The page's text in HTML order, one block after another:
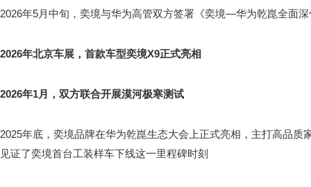
2026年5月中旬，奕境与华为高管双方签署《奕境—华为乾崑全面
2026年北京车展，首款车型奕境X9正式亮相
2026年1月，双方联合开展漠河极寒测试
2025年底，奕境品牌在华为乾崑生态大会上正式亮相，主打高品质
见证了奕境首台工装样车下线这一里程碑时刻